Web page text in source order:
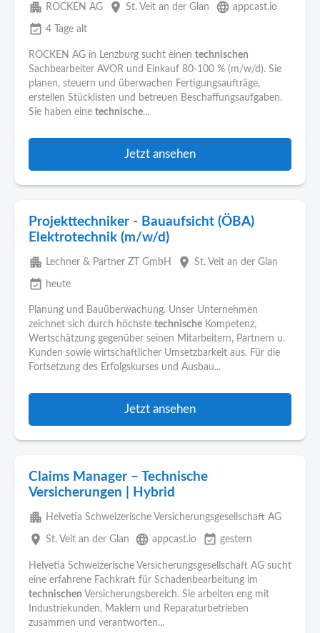
apartment ROCKEN AG place St. Veit an der Glan language appcast.io
event_available 4 Tage alt
ROCKEN AG in Lenzburg sucht einen technischen
Sachbearbeiter AVOR und Einkauf 80-100 % (m/w/d). Sie
planen, steuern und überwachen Fertigungsaufträge,
erstellen Stücklisten und betreuen Beschaffungsaufgaben.
Sie haben eine technische...
Jetzt ansehen
Projekttechniker - Bauaufsicht (ÖBA)
Elektrotechnik (m/w/d)
apartment Lechner & Partner ZT GmbH place St. Veit an der Glan
event_available heute
Planung und Bauüberwachung. Unser Unternehmen
zeichnet sich durch höchste technische Kompetenz,
Wertschätzung gegenüber seinen Mitarbeitern, Partnern u.
Kunden sowie wirtschaftlicher Umsetzbarkeit aus. Für die
Fortsetzung des Erfolgskurses und Ausbau...
Jetzt ansehen
Claims Manager – Technische
Versicherungen | Hybrid
apartment Helvetia Schweizerische Versicherungsgesellschaft AG
place St. Veit an der Glan language appcast.io event_available gestern
Helvetia Schweizerische Versicherungsgesellschaft AG sucht
eine erfahrene Fachkraft für Schadenbearbeitung im
technischen Versicherungsbereich. Sie arbeiten eng mit
Industriekunden, Maklern und Reparaturbetrieben
zusammen und verantworten...